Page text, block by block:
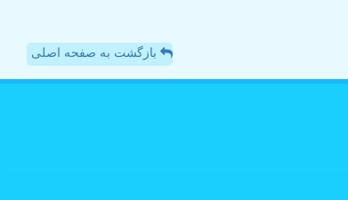
بازگشت به صفحه اصلی